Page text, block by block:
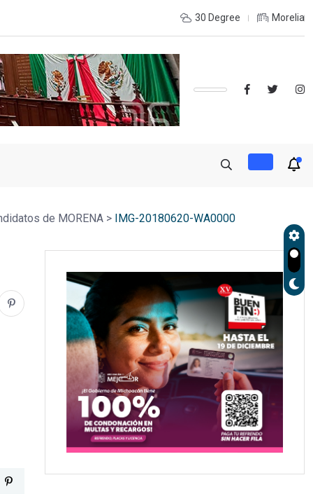
a la Feria del Pasaporte Estadounidense 2026
30 Degree Morelia
de MORENA > IMG-20180620-WA0000